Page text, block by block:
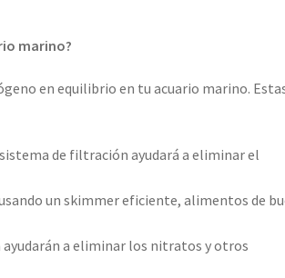
marino?
en equilibrio en tu acuario marino.
de filtración ayudará a eliminar el
un skimmer eficiente, alimentos de
ayudarán a eliminar los nitratos y otros